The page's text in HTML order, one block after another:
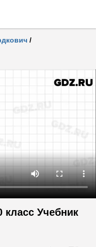
/
класс Учебник